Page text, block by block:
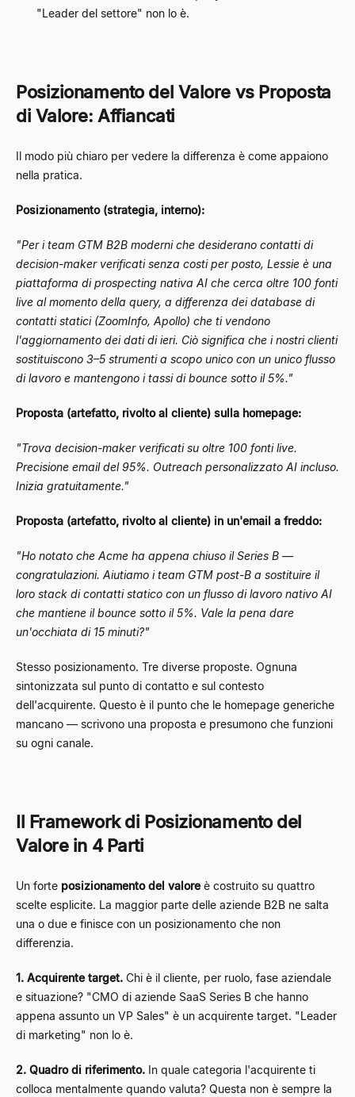
"Leader del settore" non lo è.
Posizionamento del Valore vs Proposta
di Valore: Affiancati
Il modo più chiaro per vedere la differenza è come appaiono
nella pratica.
Posizionamento (strategia, interno):
"Per i team GTM B2B moderni che desiderano contatti di
decision-maker verificati senza costi per posto, Lessie è una
piattaforma di prospecting nativa AI che cerca oltre 100 fonti
live al momento della query, a differenza dei database di
contatti statici (ZoomInfo, Apollo) che ti vendono
l'aggiornamento dei dati di ieri. Ciò significa che i nostri clienti
sostituiscono 3–5 strumenti a scopo unico con un unico flusso
di lavoro e mantengono i tassi di bounce sotto il 5%."
Proposta (artefatto, rivolto al cliente) sulla homepage:
"Trova decision-maker verificati su oltre 100 fonti live.
Precisione email del 95%. Outreach personalizzato AI incluso.
Inizia gratuitamente."
Proposta (artefatto, rivolto al cliente) in un'email a freddo:
"Ho notato che Acme ha appena chiuso il Series B —
congratulazioni. Aiutiamo i team GTM post-B a sostituire il
loro stack di contatti statico con un flusso di lavoro nativo AI
che mantiene il bounce sotto il 5%. Vale la pena dare
un'occhiata di 15 minuti?"
Stesso posizionamento. Tre diverse proposte. Ognuna
sintonizzata sul punto di contatto e sul contesto
dell'acquirente. Questo è il punto che le homepage generiche
mancano — scrivono una proposta e presumono che funzioni
su ogni canale.
Il Framework di Posizionamento del
Valore in 4 Parti
Un forte posizionamento del valoreè costruito su quattro
scelte esplicite. La maggior parte delle aziende B2B ne salta
una o due e finisce con un posizionamento che non
differenzia.
1. Acquirente target. Chi è il cliente, per ruolo, fase aziendale
e situazione? "CMO di aziende SaaS Series B che hanno
appena assunto un VP Sales" è un acquirente target. "Leader
di marketing" non lo è.
2. Quadro di riferimento. In quale categoria l'acquirente ti
colloca mentalmente quando valuta? Questa non è sempre la